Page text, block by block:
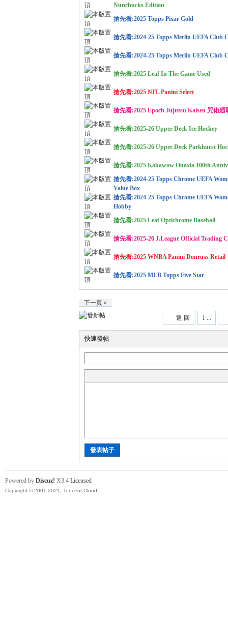
Nunchucks Edition
搶先看:2025 Topps Pixar Gold
搶先看:2024-25 Topps Merlin UEFA Club
搶先看:2024-25 Topps Merlin UEFA Club
搶先看:2025 Leaf In The Game Used
搶先看:2025 NFL Panini Select
搶先看:2025 Epoch Jujutsu Kaisen 咒術廻
搶先看:2025-26 Upper Deck Ice Hockey
搶先看:2025-26 Upper Deck Parkhurst
搶先看:2025 Kakawow Huaxia 100th
搶先看:2024-25 Topps Chrome UEFA
Value Box
搶先看:2024-25 Topps Chrome UEFA
Hobby
搶先看:2025 Leaf Optichrome Baseball
搶先看:2025-26 J.League Official Trading
搶先看:2025 WNBA Panini Donruss Retail
搶先看:2025 MLB Topps Five Star
下一頁 »
1 ...
返 回
快速發帖
發表帖子
Powered by Discuz! X3.4 Licensed
Copyright © 2001-2021, Tencent Cloud.